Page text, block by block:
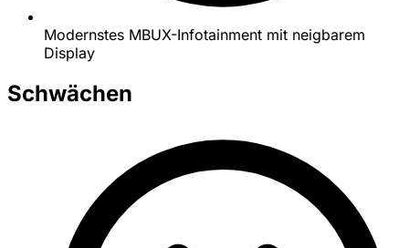
Modernstes MBUX-Infotainment mit neigbarem
Display
Schwächen